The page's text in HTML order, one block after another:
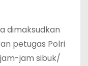
dimaksudkan
petugas Polri
jam sibuk/